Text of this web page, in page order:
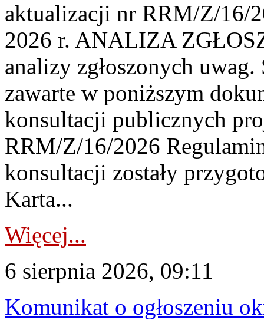
aktualizacji nr RRM/Z/16/
2026 r. ANALIZA
analizy zgłoszonych
zawarte w poniższym
konsultacji publicznych
RRM/Z/16/2026
konsultacji zostały
Karta...
Więcej...
6 sierpnia 2026, 09:11
Komunikat o ogłoszeniu